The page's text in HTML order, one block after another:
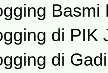
Basmi
di PIK
di